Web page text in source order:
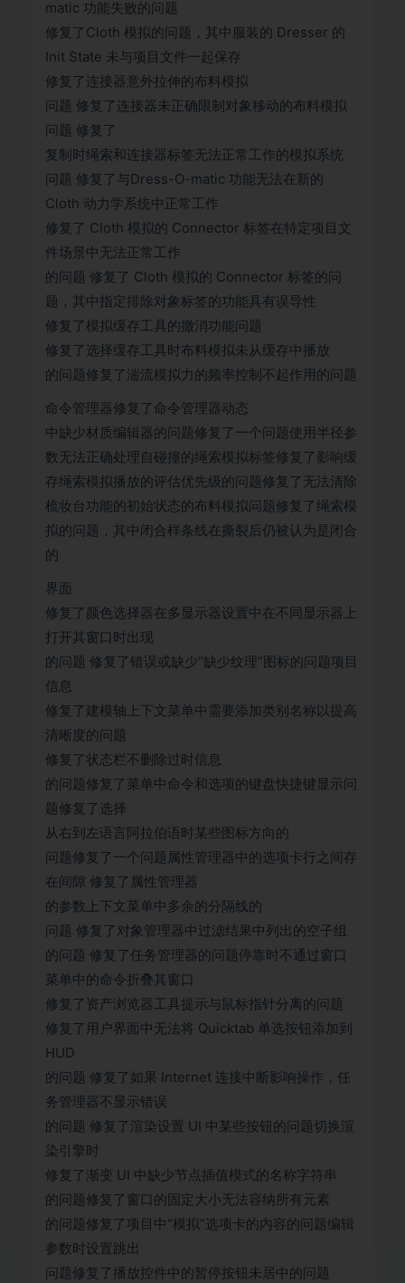
matic 功能失败的问题
修复了Cloth 模拟的问题，其中服装的 Dresser 的
Init State 未与项目文件一起保存
修复了连接器意外拉伸的布料模拟
问题 修复了连接器未正确限制对象移动的布料模拟
问题 修复了
复制时绳索和连接器标签无法正常工作的模拟系统
问题 修复了与Dress-O-matic 功能无法在新的
Cloth 动力学系统中正常工作
修复了 Cloth 模拟的 Connector 标签在特定项目文
件场景中无法正常工作
的问题 修复了 Cloth 模拟的 Connector 标签的问
题，其中指定排除对象标签的功能具有误导性
修复了模拟缓存工具的撤消功能问题
修复了选择缓存工具时布料模拟未从缓存中播放
的问题修复了湍流模拟力的频率控制不起作用的问题
命令管理器修复了命令管理器动态
中缺少材质编辑器的问题修复了一个问题使用半径参
数无法正确处理自碰撞的绳索模拟标签修复了影响缓
存绳索模拟播放的评估优先级的问题修复了无法清除
梳妆台功能的初始状态的布料模拟问题修复了绳索模
拟的问题，其中闭合样条线在撕裂后仍被认为是闭合
的
界面
修复了颜色选择器在多显示器设置中在不同显示器上
打开其窗口时出现
的问题 修复了错误或缺少“缺少纹理”图标的问题项目
信息
修复了建模轴上下文菜单中需要添加类别名称以提高
清晰度的问题
修复了状态栏不删除过时信息
的问题修复了菜单中命令和选项的键盘快捷键显示问
题修复了选择
从右到左语言阿拉伯语时某些图标方向的
问题修复了一个问题属性管理器中的选项卡行之间存
在间隙 修复了属性管理器
的参数上下文菜单中多余的分隔线的
问题 修复了对象管理器中过滤结果中列出的空子组
的问题 修复了任务管理器的问题停靠时不通过窗口
菜单中的命令折叠其窗口
修复了资产浏览器工具提示与鼠标指针分离的问题
修复了用户界面中无法将 Quicktab 单选按钮添加到
HUD
的问题 修复了如果 Internet 连接中断影响操作，任
务管理器不显示错误
的问题 修复了渲染设置 UI 中某些按钮的问题切换渲
染引擎时
修复了渐变 UI 中缺少节点插值模式的名称字符串
的问题修复了窗口的固定大小无法容纳所有元素
的问题修复了项目中“模拟”选项卡的内容的问题编辑
参数时设置跳出
问题修复了播放控件中的暂停按钮未居中的问题